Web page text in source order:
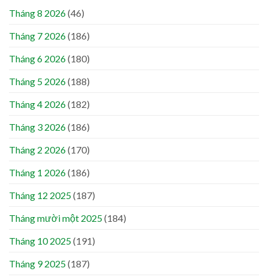
Tháng 8 2026(46)
Tháng 7 2026(186)
Tháng 6 2026(180)
Tháng 5 2026(188)
Tháng 4 2026(182)
Tháng 3 2026(186)
Tháng 2 2026(170)
Tháng 1 2026(186)
Tháng 12 2025(187)
Tháng mười một 2025(184)
Tháng 10 2025(191)
Tháng 9 2025(187)